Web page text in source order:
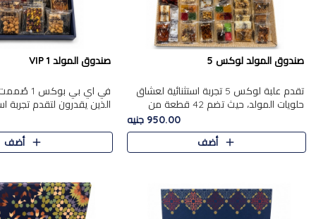
صندوق المولد لوكس 5
تقدم علبة لوكس 5 تجربة استثنائية لعشاق
حلويات المولد، حيث تضم 42 قطعة من
تشكيلة فاخرة تجمع بين أشهر الأصناف
التقليدية وأصناف مميزة مختارة بع..
950.00 جنيه
أضف
صندوق المولد VIP 1
في اي بي
الذين يقدرون لتقدم تجربة
تجمع بين أفخر حلويات
تشكيلة مختارة من الأصناف
أضف